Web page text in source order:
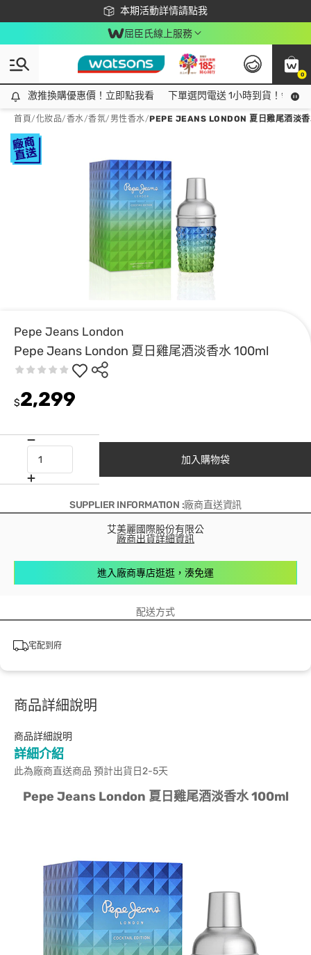
本期活動詳情請點我
下載app最高回饋$350
屈臣氏線上服務
0
激推換購優惠價！立即點我看
激推換購優惠價！立即點我看 下單選閃電送 1小時到貨！領神
首頁/化妝品/香水/香氛/ 男性香水/PEPE JEANS LONDON 夏日雞尾酒淡
Pepe Jeans London
Pepe Jeans London 夏日雞尾酒淡香水 100ml
$2,299
加入購物袋
SUPPLIER INFORMATION :廠商直送資訊
艾美麗國際股份有限公
廠商出貨詳細資訊
進入廠商專店逛逛，湊免運
配送方式
宅配到府
商品詳細說明
商品詳細說明
詳細介紹
此為廠商直送商品 預計出貨日2-5天
Pepe Jeans London 夏日雞尾酒淡香水 100ml